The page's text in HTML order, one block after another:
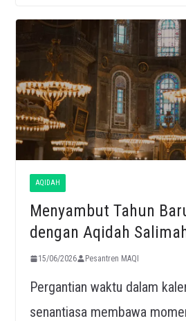
AQIDAH
Menyambut Tahun
dengan Aqidah
15/06/2026 Pesantren MAQI
Pergantian waktu dalam
senantiasa membawa